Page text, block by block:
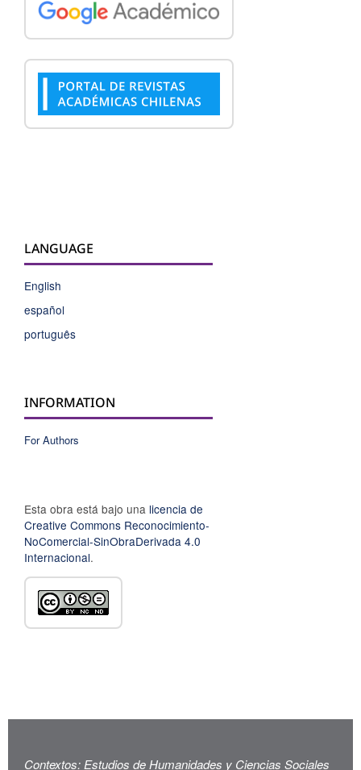
LANGUAGE
English
español
português
INFORMATION
For Authors
Esta obra está bajo una licencia de
Creative Commons Reconocimiento-
NoComercial-SinObraDerivada 4.0
Internacional.
Contextos: Estudios de Humanidades y Ciencias Sociales